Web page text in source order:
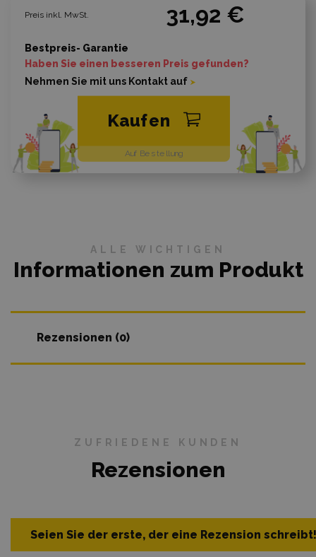
Preis inkl. MwSt. 31,92 €
Auf Bestellung
Kaufen
Bestpreis- Garantie
Haben Sie einen besseren Preis gefunden?
Nehmen Sie mit uns Kontakt auf
ALLE WICHTIGEN
Informationen zum Produkt
Rezensionen (0)
ZUFRIEDENE KUNDEN
Rezensionen
Seien Sie der erste, der eine Rezension schreibt!